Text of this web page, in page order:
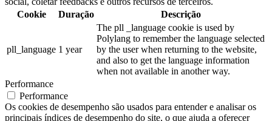
Cookie
Duração Descrição
pll_language 1 year
The pll _language cookie is used by
Polylang to remember the language selected
by the user when returning to the website,
and also to get the language information
when not available in another way.
Performance
Performance
Os cookies de desempenho são usados para entender e analisar os
principais índices de desempenho do site, o que ajuda a oferecer